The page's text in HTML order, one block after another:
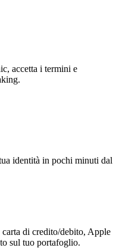
accetta i termini e
identità in pochi minuti dal
di credito/debito, Apple
sul tuo portafoglio.